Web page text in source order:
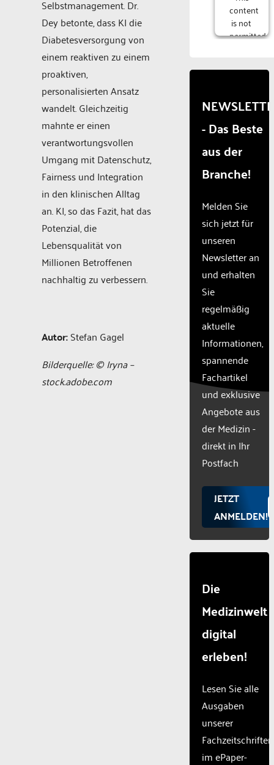
Selbstmanagement. Dr.
Dey betonte, dass KI die
Diabetesversorgung von
einem reaktiven zu einem
proaktiven,
personalisierten Ansatz
wandelt. Gleichzeitig
mahnte er einen
verantwortungsvollen
Umgang mit Datenschutz,
Fairness und Integration
in den klinischen Alltag
an. KI, so das Fazit, hat das
Potenzial, die
Lebensqualität von
Millionen Betroffenen
nachhaltig zu verbessern.
Autor:Stefan Gagel
Bilderquelle: © Iryna –
stock.adobe.com
content
is not
permitted
due to
that
are
not
disclosed
to the
The
owner
needs
to
setup
the
site
with
CMP
to add
content
to the
list of
used.
Powered
Consent
- Das Beste
aus der
Branche!
Melden Sie
sich jetzt für
unseren
Newsletter an
und erhalten
Sie
regelmäßig
aktuelle
Informationen,
spannende
Fachartikel
und exklusive
Angebote aus
der Medizin -
direkt in Ihr
Postfach
JETZT
ANMELDEN!
Die
Medizinwelt
digital
erleben!
Lesen Sie alle
Ausgaben
unserer
Fachzeitschriften
im ePaper-